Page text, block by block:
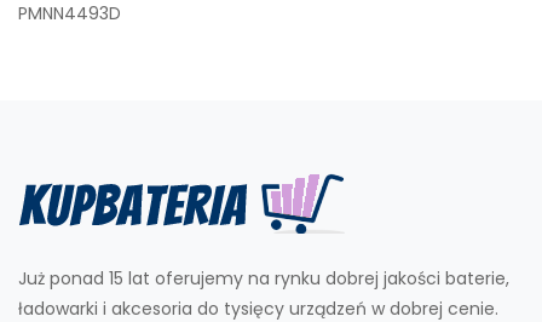
PMNN4493D
Już ponad 15 lat oferujemy na rynku dobrej jakości baterie,
ładowarki i akcesoria do tysięcy urządzeń w dobrej cenie.